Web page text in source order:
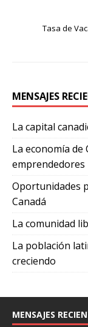
Tasa de
MENSAJES
La capital
La economía de
Oportunidades
Canadá
La comunidad
La población
creciendo
MENSAJES